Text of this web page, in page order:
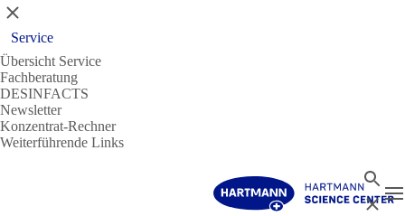
Schließen
Service
Übersicht Service
Fachberatung
DESINFACTS
Newsletter
Konzentrat-Rechner
Weiterführende Links
Suche